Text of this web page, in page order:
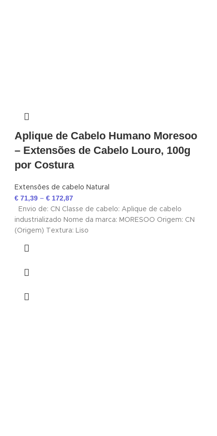
Aplique de Cabelo Humano Moresoo
– Extensões de Cabelo Louro, 100g
por Costura
Extensões de cabelo Natural
€ 71,39 – € 172,87
Envio de: CN Classe de cabelo: Aplique de cabelo
industrializado Nome da marca: MORESOO Origem: CN
(Origem) Textura: Liso